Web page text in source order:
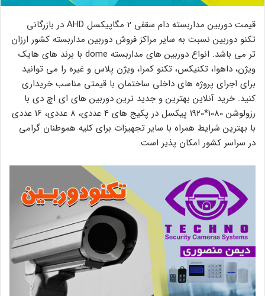
قیمت دوربین مداربسته دام سقفی 2 مگاپیکسل AHD در بازرگانی
تکنو دوربین نسبت به سایر مراکز فروش دوربین مداربسته کشور ارزان
تر می باشد. انواع دوربین های مداربسته dome با برند های هایک
ویژن، داهوا، تکنیکس، تکنو کمرا، ویژن پلاس و غیره را می توانید
برای اجرای پروژه های داخلی ساختمان با قیمتی مناسب خریداری
کنید. خرید آنلاین بهترین و جدید ترین دوربین های ای اچ دی با
رزولوشن 1080*1920 پیکسل در پکیج های 4 عددی، 8 عددی، 16 عددی
با بهترین شرایط همراه با سایر تجهیزات برای کلیه هموطنان گرامی
در سراسر کشور امکان پذیر است.